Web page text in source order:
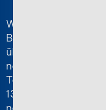
Wenn Sie
Bestellung zu
überwiegend
noch Ihrer
Tätigkeit
13 BGB), steht